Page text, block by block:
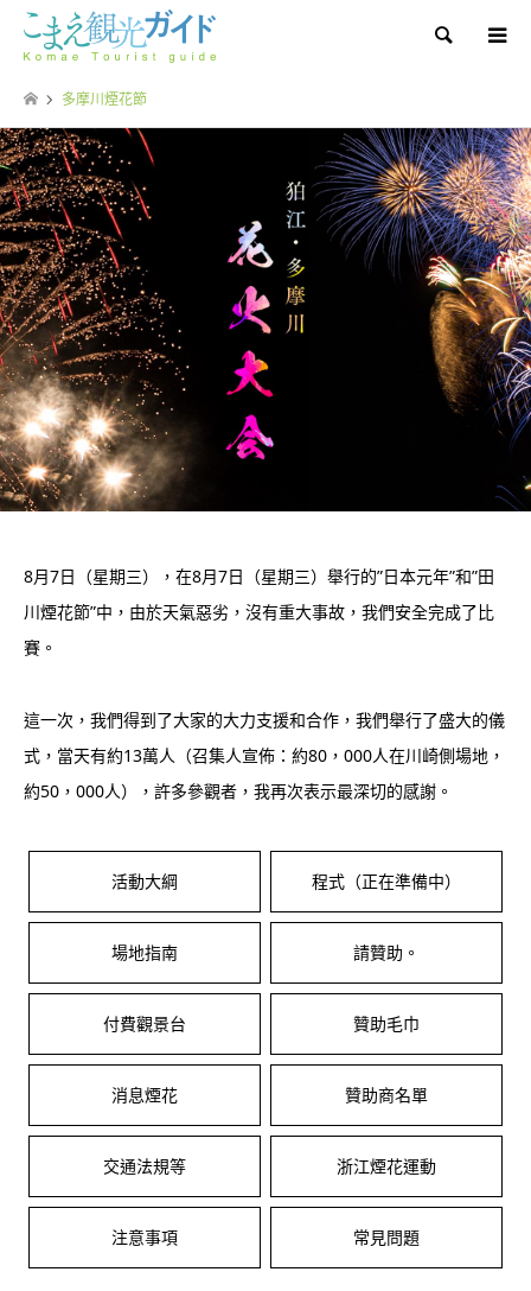
Search
多摩川煙花節
8月7日（星期三），在8月7日（星期三）舉行的”日本元年”和”田
川煙花節”中，由於天氣惡劣，沒有重大事故，我們安全完成了比
賽。
這一次，我們得到了大家的大力支援和合作，我們舉行了盛大的儀
式，當天有約13萬人（召集人宣佈：約80，000人在川崎側場地，
約50，000人），許多參觀者，我再次表示最深切的感謝。
活動大綱 程式（正在準備中）
場地指南 請贊助。
付費觀景台 贊助毛巾
消息煙花 贊助商名單
交通法規等 浙江煙花運動
注意事項 常見問題